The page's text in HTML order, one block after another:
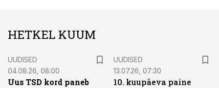
HETKEL KUUM
UUDISED
04.08.26, 08:00
Uus TSD kord paneb
UUDISED
13.07.26, 07:30
10. kuupäeva paine